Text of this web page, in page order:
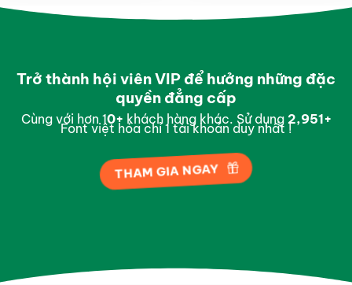
Trở thành hội viên VIP để hưởng những đặc
quyền đẳng cấp
Cùng với hơn 10+khách hàng khác. Sử dụng 2,996+
Font việt hóa chỉ 1 tài khoản duy nhất !
THAM GIA NGAY